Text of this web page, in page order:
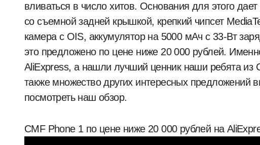
вливаться в число хитов. Основания для этого
со съемной задней крышкой, крепкий чипсет
камера с OIS, аккумулятор на 5000 мАч с 33-Вт
это предложено по цене ниже 20 000 рублей.
AliExpress, а нашли лучший ценник наши ребята из
также множество других интересных предложений
посмотреть наш обзор.
CMF Phone 1 по цене ниже 20 000 рублей на